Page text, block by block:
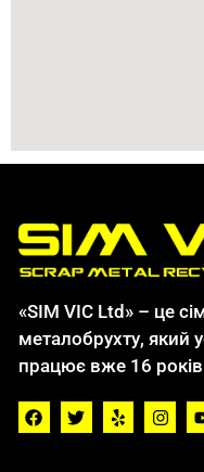
«SIM VIC Ltd» – це
металобрухту, який
працює вже 16